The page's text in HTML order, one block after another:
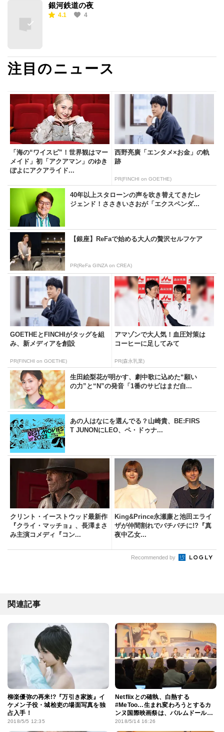
銀河鉄道の夜
4.1 4
注目のニュース
「海の“ワイスピ”！世界観はマー
メイド」初「アクアマン」のゆき
ぽよにアクアライド...
西野亮廣「エンタメ×お金」の軌
跡
PR(FINCHI on GOETHE)
40年以上スタローンの声を吹き替えてきたレ
ジェンド！ささきいさおが「エクスペンダ...
【銀座】ReFaで始める大人の贅沢セルフケア
PR(ReFa GINZA on CREA)
GOETHEとFINCHIがタッグを組
み、新メディアを創設
PR(FINCHI on GOETHE)
アマゾンで大人気！血圧対策は
コーヒーに足してみて
PR(森永乳業)
生田絵梨花が明かす、劇中歌に込めた“願い
の力”と“N”の発音「1番のサビはまだ自...
あの人はなにを選んでる？山崎貴、BE:FIRS
T JUNONにLEO、ペ・ドゥナ...
クリント・イーストウッド最新作
『クライ・マッチョ』、長澤まさ
み主演コメディ『コン...
King&Prince永瀬廉と池田エライ
ザが仲間割れでバチバチに!?『真
夜中乙女...
Recommended by
関連記事
柳楽優弥の再来!?『万引き家族』イ
ケメン子役・城桧吏の場面写真を独
占入手！
2018/5/5 12:35
Netflixとの確執、白熱する
#MeToo…生まれ変わろうとするカ
ンヌ国際映画祭は、パルムドールに
なにを選ぶ？
2018/5/14 16:26